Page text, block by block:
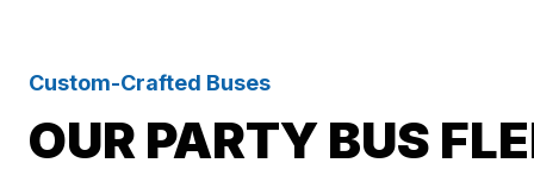
Custom-Crafted Buses
OUR PARTY BUS